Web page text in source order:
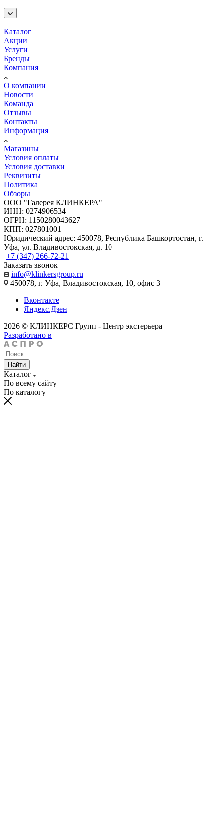
Каталог
Акции
Услуги
Бренды
Компания
О компании
Новости
Команда
Отзывы
Контакты
Информация
Магазины
Условия оплаты
Условия доставки
Реквизиты
Политика
Обзоры
ООО "Галерея КЛИНКЕРА"
ИНН: 0274906534
ОГРН: 1150280043627
КПП: 027801001
Юридический адрес: 450078, Республика Башкортостан, г.
Уфа, ул. Владивостокская, д. 10
+7 (347) 266-72-21
Заказать звонок
info@klinkersgroup.ru
450078, г. Уфа, Владивостокская, 10, офис 3
Вконтакте
Яндекс.Дзен
2026 © КЛИНКЕРС Групп - Центр экстерьера
Разработано в
Найти
Каталог
По всему сайту
По каталогу